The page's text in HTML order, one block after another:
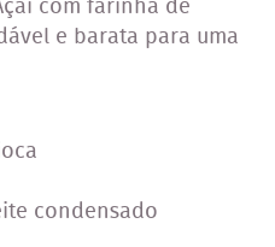
com farinha de
e barata para uma
condensado